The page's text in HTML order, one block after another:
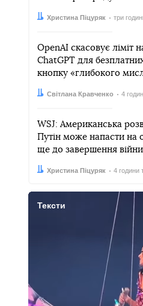
Автор:
Христина Піцуряк
Дата: три
OpenAI скасовує ліміт
ChatGPT для
кнопку «глибокого
Автор:
Світлана Кравченко
Дата: 4
WSJ: Американська
Путін може напасти на
ще до завершення війни
Автор:
Христина Піцуряк
Дата: 4 години
Тексти